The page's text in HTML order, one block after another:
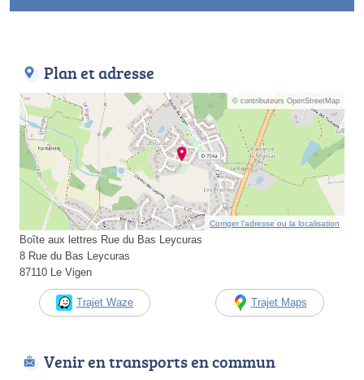
Plan et adresse
© contributeurs OpenStreetMap
Corriger l’adresse ou la localisation
Boîte aux lettres Rue du Bas Leycuras
8 Rue du Bas Leycuras
87110 Le Vigen
Trajet Waze Trajet Maps
Venir en transports en commun